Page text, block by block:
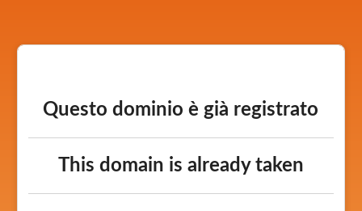
Questo dominio è già registrato
This domain is already taken